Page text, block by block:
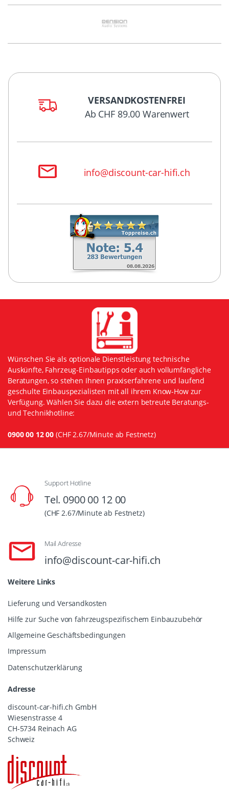
VERSANDKOSTENFREI
Ab CHF 89.00 Warenwert
info@discount-car-hifi.ch
Wünschen Sie als optionale Dienstleistung technische
Auskünfte, Fahrzeug-Einbautipps oder auch vollumfängliche
Beratungen, so stehen Ihnen praxiserfahrene und laufend
geschulte Einbauspezialisten mit all ihrem Know-How zur
Verfügung. Wählen Sie dazu die extern betreute Beratungs-
und Technikhotline:
0900 00 12 00 (CHF 2.67/Minute ab Festnetz)
Support Hotline
Tel. 0900 00 12 00
(CHF 2.67/Minute ab Festnetz)
Mail Adresse
info@discount-car-hifi.ch
Weitere Links
Lieferung und Versandkosten
Hilfe zur Suche von fahrzeugspezifischem Einbauzubehör
Allgemeine Geschäftsbedingungen
Impressum
Datenschutzerklärung
Adresse
discount-car-hifi.ch GmbH
Wiesenstrasse 4
CH-5734 Reinach AG
Schweiz